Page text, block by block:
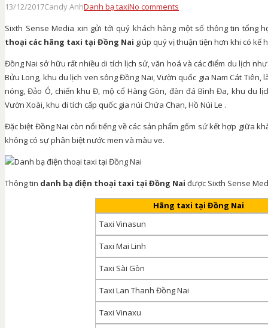
13/12/2017Candy AnhDanh bạ taxiNo comments
Sixth Sense Media xin gửi tới quý khách hàng một số thông tin tổng
thoại các hãng taxi tại Đồng Nai giúp quý vị thuận tiện hơn khi có kế
Đồng Nai sở hữu rất nhiều di tích lịch sử, văn hoá và các điểm du lịch
Bửu Long, khu du lịch ven sông Đồng Nai, Vườn quốc gia Nam Cát
nóng, Đảo Ó, chiến khu Đ, mộ cổ Hàng Gòn, đàn đá Bình Đa, khu du
Vườn Xoài, khu di tích cấp quốc gia núi Chứa Chan, Hồ Núi Le .
Đặc biệt Đồng Nai còn nổi tiếng về các sản phẩm gốm sứ kết hợp giữa
không có sự phân biệt nước men và màu ve.
Thông tin danh bạ điện thoại taxi tại Đồng Nai được Sixth Sense
Hãng taxi tại Đồng Nai
Taxi Vinasun
Taxi Mai Linh
Taxi Sài Gòn
Taxi Lan Thanh Đồng Nai
Taxi Vinaxu